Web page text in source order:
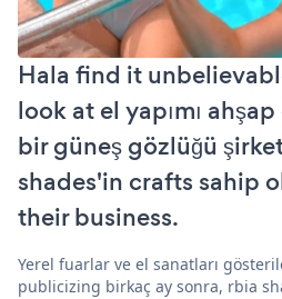
Hala find it
look at el yapımı
bir güneş gözlüğü
shades'in crafts sahip
their business.
Yerel fuarlar ve el sanatları
publicizing birkaç ay sonra, rbia